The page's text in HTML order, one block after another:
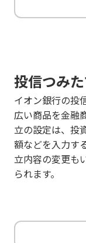
投信つみた
イオン銀行の投
広い商品を金融
立の設定は、投
額などを入力す
立内容の変更も
られます。